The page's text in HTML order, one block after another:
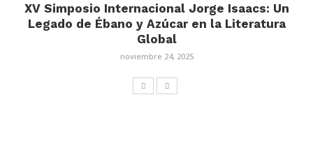
XV Simposio Internacional Jorge Isaacs: Un
Legado de Ébano y Azúcar en la Literatura
Global
noviembre 24, 2025